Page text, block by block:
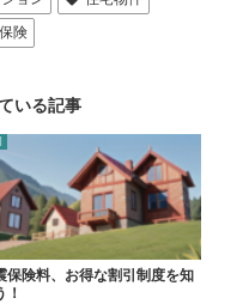
険
いる記事
保険料、お得な割引制度を知
！